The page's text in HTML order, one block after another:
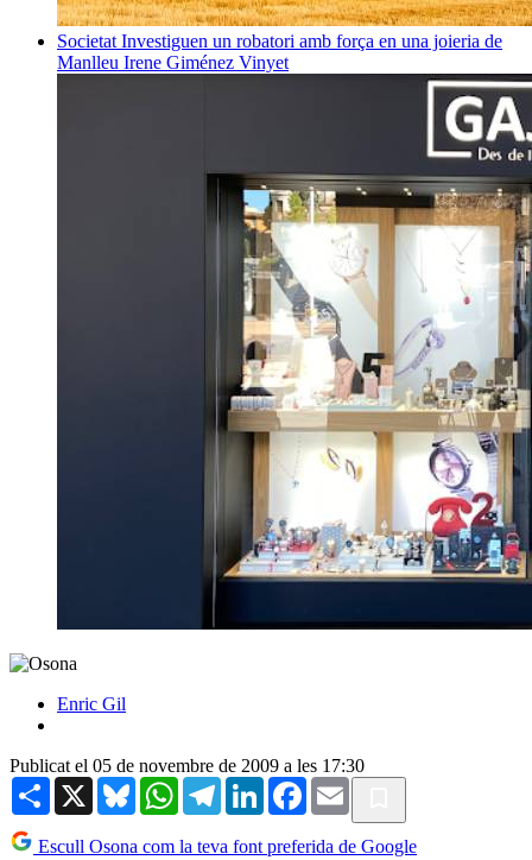
Societat Investiguen un robatori amb força en una joieria de
Manlleu Irene Giménez Vinyet
Enric Gil
Publicat el 05 de novembre de 2009 a les 17:30
Share X BlueskyWhatsAppTelegramLinkedInFacebook
Email
Escull Osona com la teva font preferida de Google